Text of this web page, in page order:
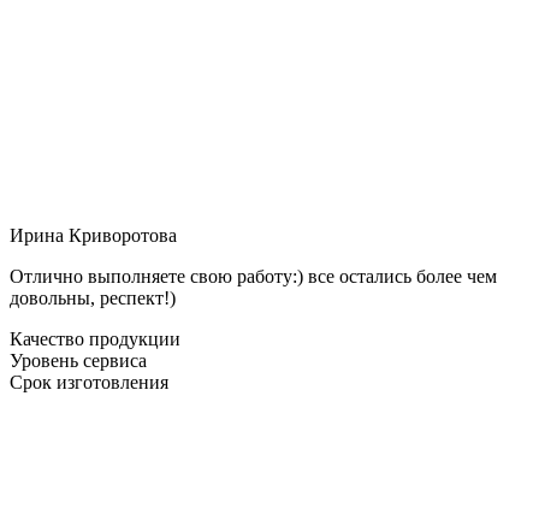
Ирина Криворотова
Отлично выполняете свою работу:) все остались более чем
довольны, респект!)
Качество продукции
Уровень сервиса
Срок изготовления